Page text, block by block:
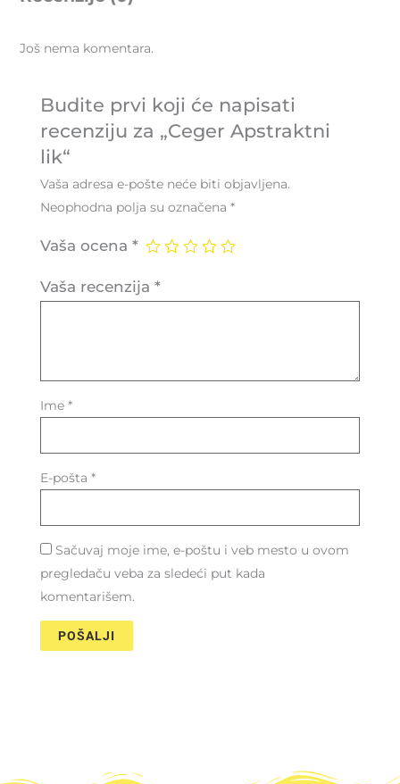
Još nema komentara.
Budite prvi koji će napisati
recenziju za „Ceger Apstraktni
lik“
Vaša adresa e-pošte neće biti objavljena.
Neophodna polja su označena *
Vaša ocena *
Vaša recenzija *
Ime *
E-pošta *
Sačuvaj moje ime, e-poštu i veb mesto u ovom
pregledaču veba za sledeći put kada
komentarišem.